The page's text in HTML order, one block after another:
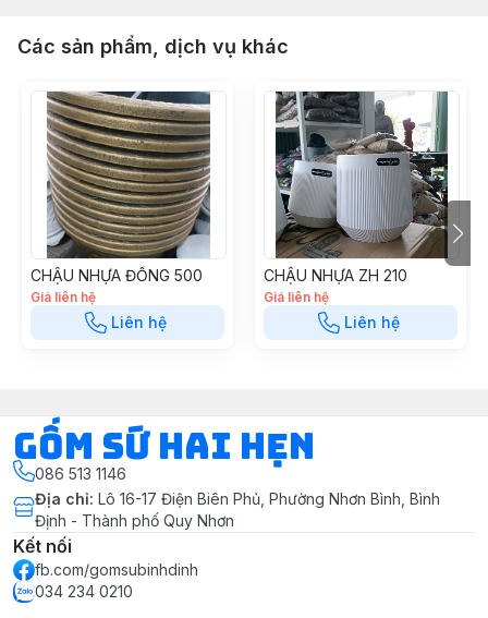
vườn. Chậu có kiểu dáng thanh nhã, đơn giản nhưng
đẹp hơn
#chaunhua #chautrongcay #chautrongrau
#gomsuquynhon #gomsubinhdinh #chaunhuadep
Các sản phẩm, dịch vụ khác
CHẬU NHỰA ĐỒNG 500
Giá liên hệ
Liên hệ
CHẬU NHỰA ZH 210
Giá liên hệ
Liên hệ
Gốm Sứ Hai Hẹn
086 513 1146
Địa chỉ: Lô 16-17 Điện Biên Phủ, Phường Nhơn Bình, Bình
Định - Thành phố Quy Nhơn
Kết nối
fb.com/gomsubinhdinh
034 234 0210